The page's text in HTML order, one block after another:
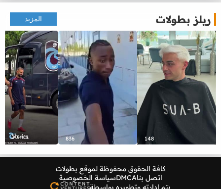
ريلز بطولات المزيد
148
836
كافة الحقوق محفوظة لموقع بطولات
اتصل بناDMCAسياسة الخصوصية
يتم إدارته وتطويره بواسطة